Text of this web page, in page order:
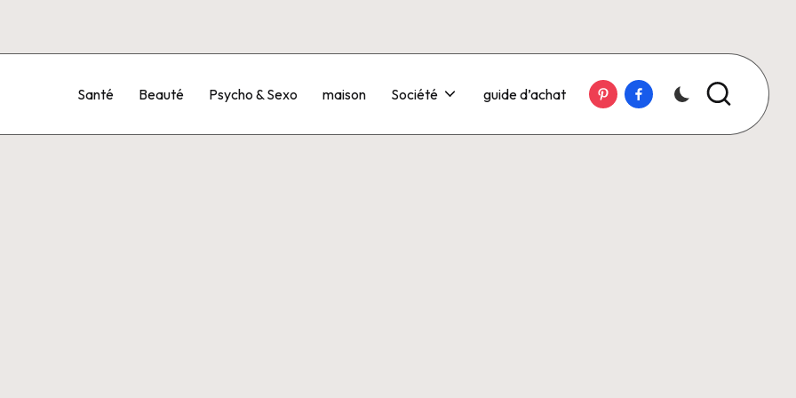
Santé Beauté Psycho & Sexo maison Société guide d’achat PinterestFacebook